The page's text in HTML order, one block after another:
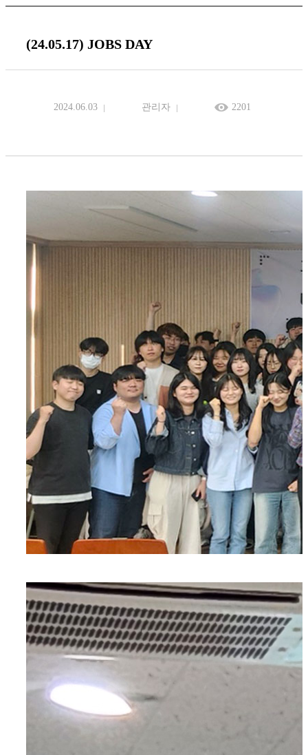
(24.05.17) JOBS DAY
2024.06.03 관리자 2201